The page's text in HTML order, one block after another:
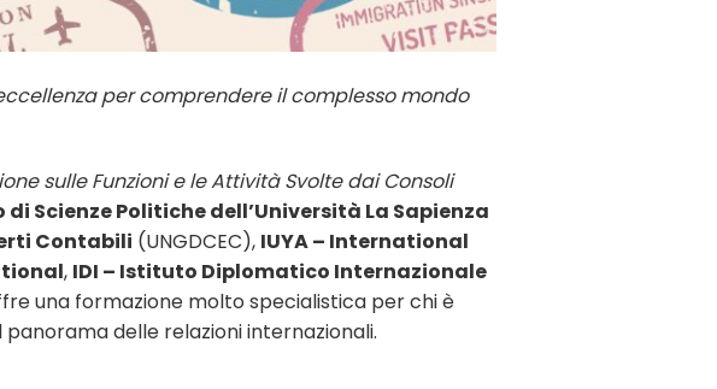
per comprendere il complesso mondo
sulle Funzioni e le Attività Svolte dai Consoli
Scienze Politiche dell’Università La Sapienza
Contabili (UNGDCEC), IUYA – International
, IDI – Istituto Diplomatico Internazionale
una formazione molto specialistica per chi è
delle relazioni internazionali.